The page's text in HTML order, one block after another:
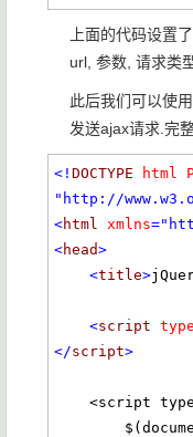
上面的代码设置
url, 参数, 请求类
此后我们可以使
发送ajax请求.完
<! DOCTYPE html
"http://
<html xmlns
<head>
<title>
<script type
</script>
<script